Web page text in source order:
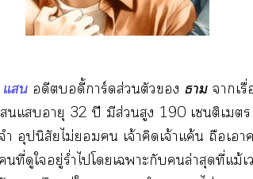
แ อดีตบอดี้การ์ดส่วนตัว ธามาเรื่
แอายุ 32 ปี มีส่วนสูง 190 เซนติเมตร
อุปนิสัยไม่ เจ้าคิดเจ้าแค้น ถือเา
ดูใอยู่ร่ำไปโเาะกับล่าสุดที่แม้เ